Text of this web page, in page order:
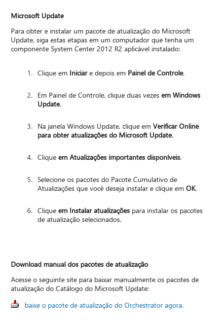
Microsoft Update
Para obter e instalar um pacote de atualização do Microsoft
Update, siga estas etapas em um computador que tenha um
componente System Center 2012 R2 aplicável instalado:
Clique em Iniciare depois em Painel de Controle.
Em Painel de Controle, clique duas vezesem Windows
Update.
Na janela Windows Update, clique emVerificar Online
para obter atualizações do Microsoft Update.
Cliqueem Atualizações importantes disponíveis.
Selecione os pacotes do Pacote Cumulativo de
Atualizações que você deseja instalar e clique emOK.
Cliqueem Instalar atualizações para instalar os pacotes
de atualização selecionados.
Download manual dos pacotes de atualização
Acesse o seguinte site para baixar manualmente os pacotes de
atualização do Catálogo do Microsoft Update:
baixe o pacote de atualização do Orchestrator agora.